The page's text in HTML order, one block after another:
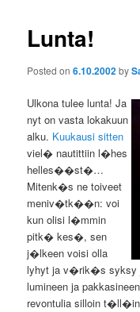
Lunta!
Posted on6.10.2002by
Ulkona tulee lunta! Ja
nyt on vasta lokakuun
alku. Kuukausi sitten
viel� nautittiin l�hes
helles��st�…
Mitenk�s ne toiveet
meniv�tk��n: voi
kun olisi l�mmin
pitk� kes�, sen
j�lkeen voisi olla
lyhyt ja v�rik�s syksy
lumineen ja
revontulia silloin